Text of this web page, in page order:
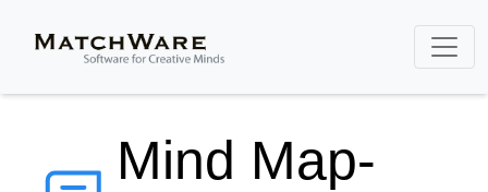
Mind Map-